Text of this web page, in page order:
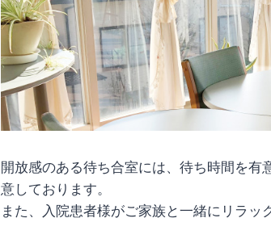
開放感のある待ち合室には、待ち時間を有
意しております。
また、入院患者様がご家族と一緒にリラッ